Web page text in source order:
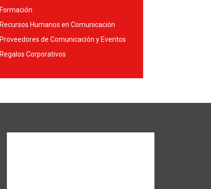
Formación
Recursos Humanos en Comunicación
Proveedores de Comunicación y Eventos
Regalos Corporativos